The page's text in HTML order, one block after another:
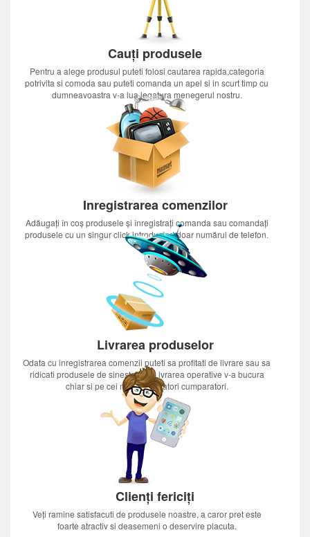
Cauți produsele
Pentru a alege produsul puteti folosi cautarea rapida,categoria
potrivita si comoda sau puteti comanda un apel si in scurt timp cu
dumneavoastra v-a lua legatura menegerul nostru.
Inregistrarea comenzilor
Adăugați în coș produsele și înregistrați comanda sau comandați
produsele cu un singur click introducînd doar numărul de telefon.
Livrarea produselor
Odata cu inregistrarea comenzii puteti sa profitati de livrare sau sa
ridicati produsele de sinestatator.Livrarea operative v-a bucura
chiar si pe cei mai nerabdatori cumparatori.
Clienți fericiți
Veți ramine satisfacuti de produsele noastre, a caror pret este
foarte atractiv si deasemeni o deservire placuta.